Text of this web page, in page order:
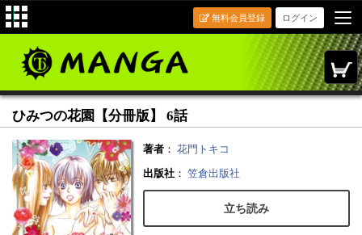
ログイン
無料会員登録
ひみつの花園【分冊版】 6話
著者 ： 花門トキコ
出版社 ： 笠倉出版社
立ち読み